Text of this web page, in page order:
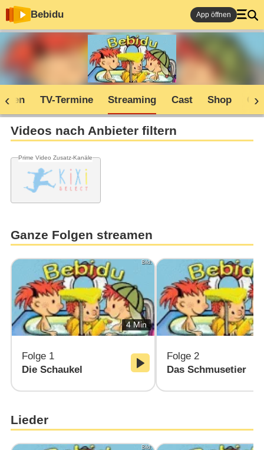
Bebidu App öffnen
TV-Termine Streaming Cast Shop
Videos nach Anbieter filtern
Prime Video Zusatz-Kanäle
Ganze Folgen streamen
Bild:
4 Min
Folge 1
Die Schaukel
Folge 2
Das Schmusetier
Lieder
Bild: